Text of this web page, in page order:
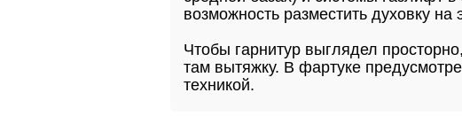
возможность разместить духовку
Чтобы гарнитур выглядел
там вытяжку. В фартуке
техникой.